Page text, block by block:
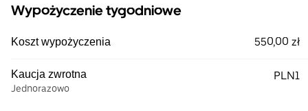
Wypożyczenie tygodniowe
Koszt wypożyczenia 550,00 zł
Kaucja zwrotna
Jednorazowo
PLN1